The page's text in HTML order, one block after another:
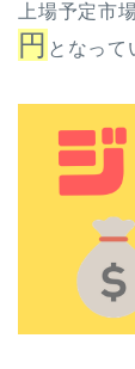
上場予定市
円 となって